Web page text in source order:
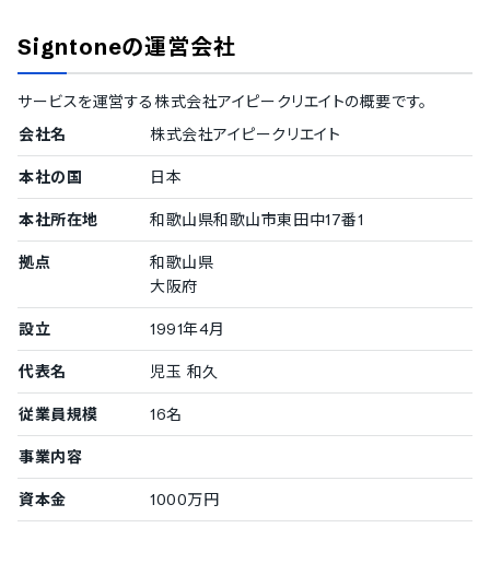
CSV形式でのデータエクスポート機能
その他の機能
データのインポート機能
Signtoneの運営会社
サービスを運営する株式会社アイピークリエイトの概要です。
会社名
株式会社アイピークリエイト
本社の国 日本
本社所在地 和歌山県和歌山市東田中17番1
拠点
和歌山県
大阪府
設立 1991年4月
代表名 児玉 和久
従業員規模 16名
事業内容
資本金 1000万円